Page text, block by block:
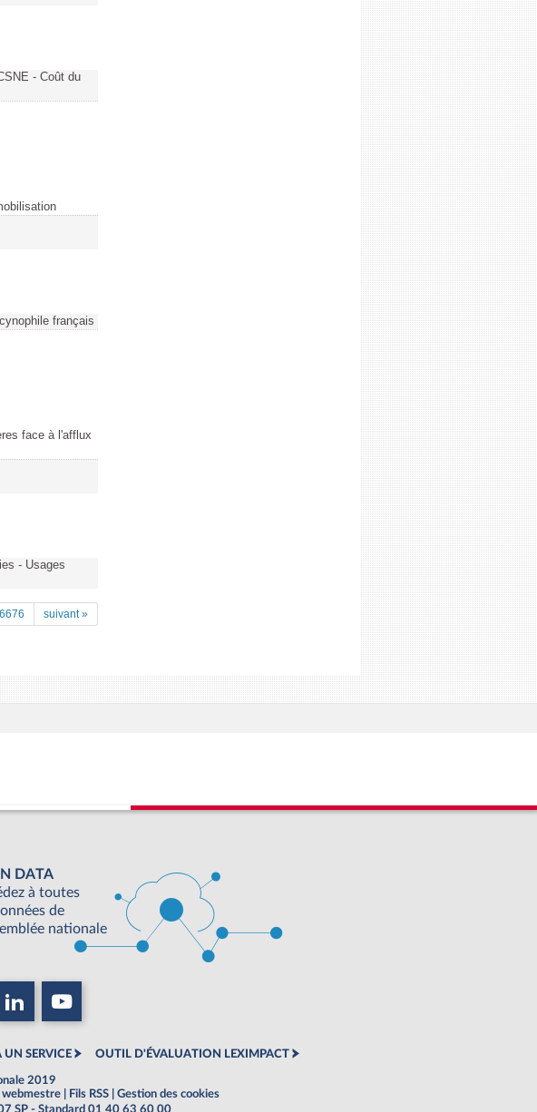
- Coût du
français
face à l'afflux
- Usages
suivant »
DATA
à toutes
de
nationale
UN SERVICE OUTIL D'ÉVALUATION LEXIMPACT
2019
Fils RSS
Gestion des cookies
SP - Standard 01 40 63 60 00